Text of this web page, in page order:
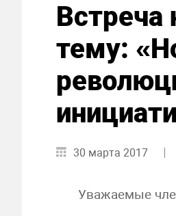
Встреча
тему:
30 марта 2017
Уважаемые